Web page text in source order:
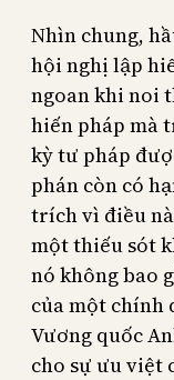
Nhìn chung,
hội nghị lập
ngoan khi noi
hiến pháp mà
kỳ tư pháp
phán còn có
trích vì điều
một thiếu sót
nó không bao
của một chính
Vương quốc
cho sự ưu việt